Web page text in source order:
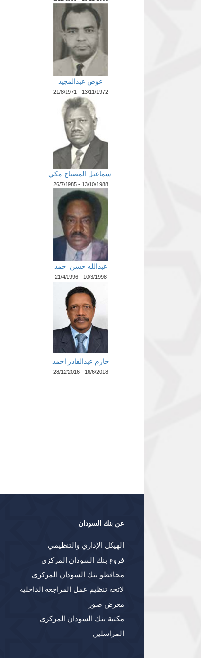
عوض عبدالمجيد
21/8/1971 - 13/11/1972
اسماعيل المصباح مكي
26/7/1985 - 13/10/1988
عبدالله حسن احمد
21/4/1996 - 10/3/1998
حازم عبدالقادر احمد
28/12/2016 - 16/6/2018
عن بنك السودان
الهيكل الإداري والتنظيمي
فروع بنك السودان المركزي
محافظو بنك السودان المركزي
لائحة تنظيم عمل المراجعة الداخلية
معرض صور
مكتبة بنك السودان المركزي
المراسلين